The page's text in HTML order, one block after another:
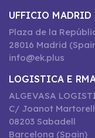
UFFICIO MADRID
Plaza de la
28016 Madrid
info@ek.plus
LOGISTICA E
ALGEVASA
C/ Joanot Martorell
08203 Sabadell
Barcelona (Spain)